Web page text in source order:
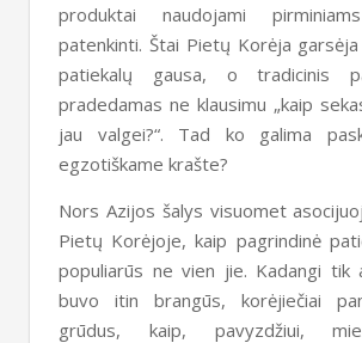
produktai naudojami
patenkinti. Štai Pietų Korėja
patiekalų gausa, o tradicinis
pradedamas ne klausimu „kaip
jau valgei?“. Tad ko galima
egzotiškame krašte?
Nors Azijos šalys visuomet
Pietų Korėjoje, kaip pagrindinė
populiarūs ne vien jie. Kadangi tik
buvo itin brangūs, korėjiečiai
grūdus, kaip, pavyzdžiui,